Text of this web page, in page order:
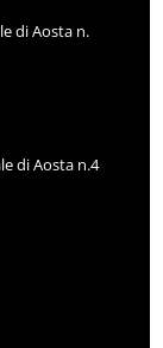
di Aosta n.
di Aosta n.4